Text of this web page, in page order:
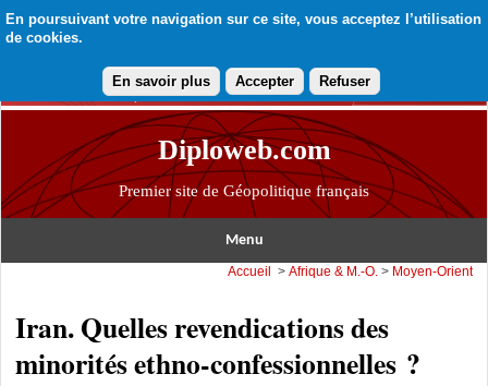
En poursuivant votre navigation sur ce site, vous acceptez l’utilisation
de cookies.
En savoir plus Accepter Refuser
Diploweb.com
Premier site de Géopolitique français
Menu
Accueil >Afrique & M.-O. > Moyen-Orient
Iran. Quelles revendications des
minorités ethno-confessionnelles ?